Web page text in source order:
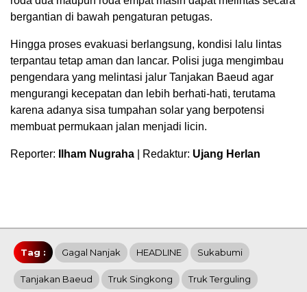
bergantian di bawah pengaturan petugas.
Hingga proses evakuasi berlangsung, kondisi lalu lintas
terpantau tetap aman dan lancar. Polisi juga mengimbau
pengendara yang melintasi jalur Tanjakan Baeud agar
mengurangi kecepatan dan lebih berhati-hati, terutama
karena adanya sisa tumpahan solar yang berpotensi
membuat permukaan jalan menjadi licin.
Reporter: Ilham Nugraha | Redaktur: Ujang Herlan
Tag : Gagal Nanjak HEADLINE Sukabumi
Tanjakan Baeud Truk Singkong Truk Terguling